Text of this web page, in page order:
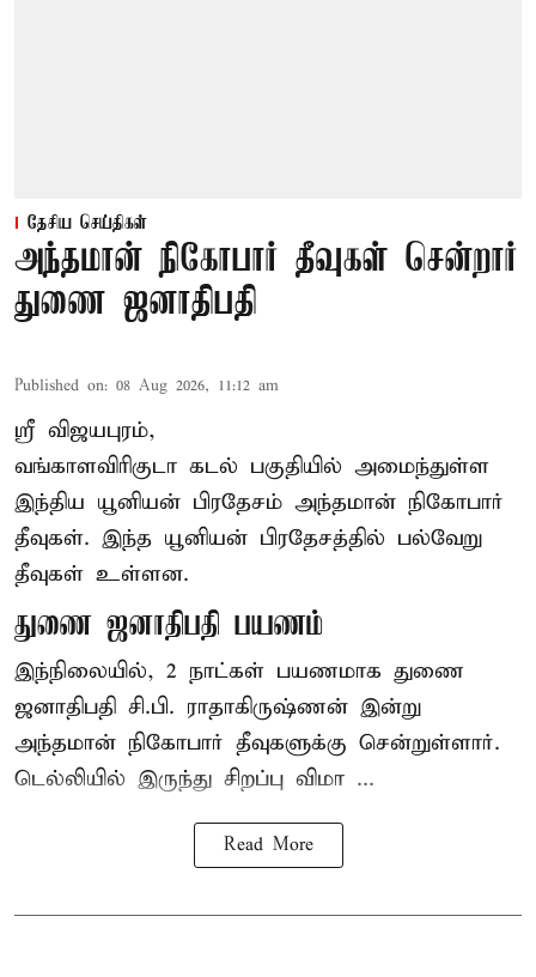
தேசிய செய்திகள்
அந்தமான் நிகோபார் தீவுகள் சென்றார்
துணை ஜனாதிபதி
Published on: 08 Aug 2026, 11:12 am
ஸ்ரீ விஜயபுரம்,
வங்காளவிரிகுடா கடல் பகுதியில் அமைந்துள்ள
இந்திய யூனியன் பிரதேசம் அந்தமான் நிகோபார்
தீவுகள். இந்த யூனியன் பிரதேசத்தில் பல்வேறு
தீவுகள் உள்ளன.
துணை ஜனாதிபதி பயணம்
இந்நிலையில், 2 நாட்கள் பயணமாக துணை
ஜனாதிபதி சி.பி. ராதாகிருஷ்ணன் இன்று
அந்தமான் நிகோபார் தீவுகளுக்கு சென்றுள்ளார்.
டெல்லியில் இருந்து சிறப்பு விமா ...
Read More